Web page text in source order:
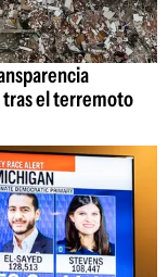
tras el terremoto